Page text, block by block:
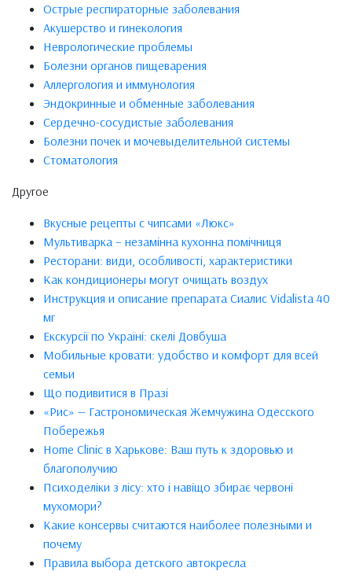
Острые респираторные заболевания
Акушерство и гинекология
Неврологические проблемы
Болезни органов пищеварения
Аллергология и иммунология
Эндокринные и обменные заболевания
Сердечно-сосудистые заболевания
Болезни почек и мочевыделительной системы
Стоматология
Другое
Вкусные рецепты с чипсами «Люкс»
Мультиварка – незамінна кухонна помічниця
Ресторани: види, особливості, характеристики
Как кондиционеры могут очищать воздух
Инструкция и описание препарата Сиалис Vidalista 40
мг
Екскурсії по Україні: скелі Довбуша
Мобильные кровати: удобство и комфорт для всей
семьи
Що подивитися в Празі
«Рис» — Гастрономическая Жемчужина Одесского
Побережья
Home Clinic в Харькове: Ваш путь к здоровью и
благополучию
Психоделіки з лісу: хто і навіщо збирає червоні
мухомори?
Какие консервы считаются наиболее полезными и
почему
Правила выбора детского автокресла